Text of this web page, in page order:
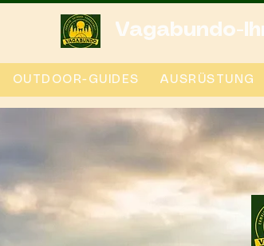
Vagabundo-
OUTDOOR-GUIDES AUSRÜSTUNG